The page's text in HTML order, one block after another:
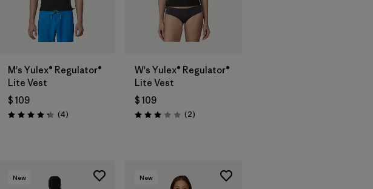
M's Yulex® Regulator®
Lite Vest
$ 109
Valoración: 4.3 / 5
(4Comentarios
)
W's Yulex® Regulator®
Lite Vest
$ 109
Valoración: 3.0 / 5
(2Comentarios
)
New New